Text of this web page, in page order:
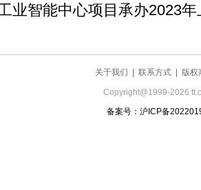
业智能中心项目承办2023
关于我们 | 联系方式 | 版
Copyright@1999-2026
备案号：沪ICP备